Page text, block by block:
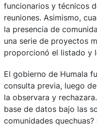
funcionarios y técnicos
reuniones. Asimismo,
la presencia de
una serie de proyectos
proporcionó el listado y
El gobierno de Humala
consulta previa, luego
la observara y
base de datos bajo las
comunidades